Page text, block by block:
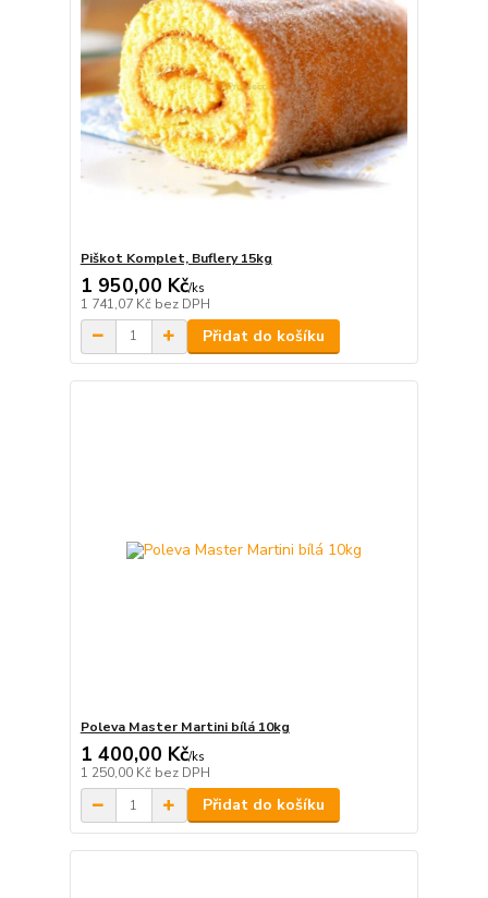
Piškot Komplet, Buflery 15kg
1 950,00 Kč/ks
1 741,07 Kč bez DPH
Přidat do košíku
Poleva Master Martini bílá 10kg
1 400,00 Kč/ks
1 250,00 Kč bez DPH
Přidat do košíku